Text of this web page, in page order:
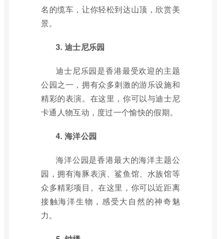
名的缆车，让你轻松到达山顶，欣赏美
景。
3. 迪士尼乐园
迪士尼乐园是香港最受欢迎的主题
公园之一，拥有众多刺激的游乐设施和
精彩的表演。在这里，你可以与迪士尼
卡通人物互动，度过一个愉快的假期。
4. 海洋公园
海洋公园是香港最大的海洋主题公
园，拥有海豚表演、鲨鱼馆、水族馆等
众多精彩项目。在这里，你可以近距离
接触海洋生物，感受大自然的神奇魅
力。